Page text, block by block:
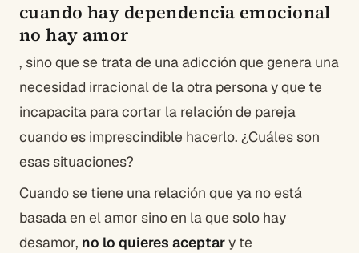
cuando hay dependencia emocional
no hay amor
, sino que se trata de una adicción que genera una
necesidad irracional de la otra persona y que te
incapacita para cortar la relación de pareja
cuando es imprescindible hacerlo. ¿Cuáles son
esas situaciones?
Cuando se tiene una relación que ya no está
basada en el amor sino en la que solo hay
desamor, no lo quieres aceptary te